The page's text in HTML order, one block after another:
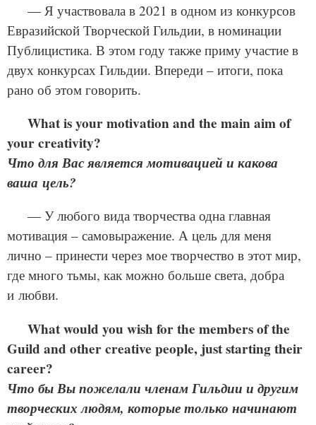
— Я участвовала в 2021 в одном из конкурсов
Евразийской Творческой Гильдии, в номинации
Публицистика. В этом году также приму участие в
двух конкурсах Гильдии. Впереди – итоги, пока
рано об этом говорить.
What is your moti­va­tion and the main aim of
your cre­ativ­i­ty?
Что для Вас является мотивацией и какова
ваша цель?
— У любого вида творчества одна главная
мотивация – самовыражение. А цель для меня
лично – принести через мое творчество в этот мир,
где много тьмы, как можно больше света, добра
и любви.
What would you wish for the mem­bers of the
Guild and oth­er cre­ative peo­ple, just start­ing their
career?
Что бы Вы пожелали членам Гильдии и другим
творческих людям, которые только начинают